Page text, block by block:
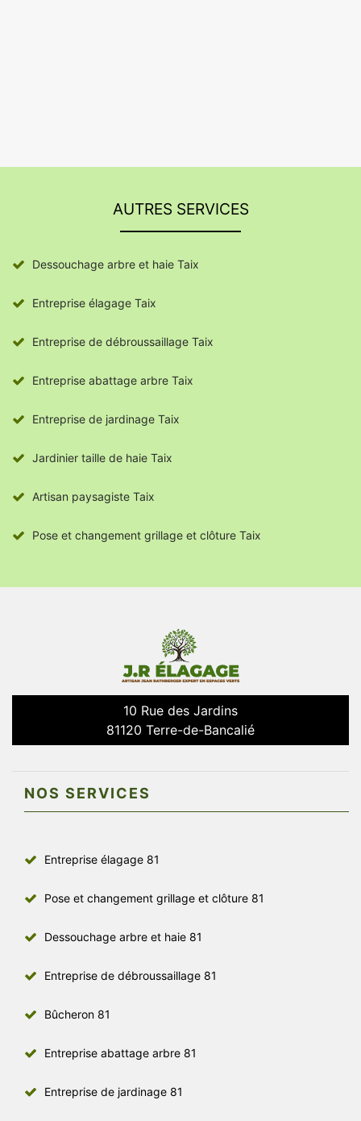
AUTRES SERVICES
Dessouchage arbre et haie Taix
Entreprise élagage Taix
Entreprise de débroussaillage Taix
Entreprise abattage arbre Taix
Entreprise de jardinage Taix
Jardinier taille de haie Taix
Artisan paysagiste Taix
Pose et changement grillage et clôture Taix
10 Rue des Jardins
81120 Terre-de-Bancalié
NOS SERVICES
Entreprise élagage 81
Pose et changement grillage et clôture 81
Dessouchage arbre et haie 81
Entreprise de débroussaillage 81
Bûcheron 81
Entreprise abattage arbre 81
Entreprise de jardinage 81